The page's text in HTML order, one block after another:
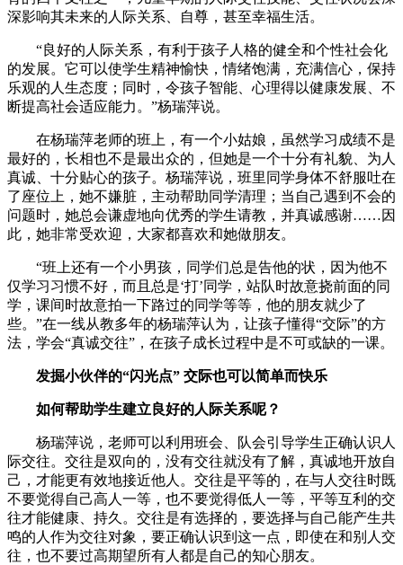
深影响其未来的人际关系、自尊，甚至幸福生活。
“良好的人际关系，有利于孩子人格的健全和个性社会化
的发展。它可以使学生精神愉快，情绪饱满，充满信心，保持
乐观的人生态度；同时，令孩子智能、心理得以健康发展、不
断提高社会适应能力。”杨瑞萍说。
在杨瑞萍老师的班上，有一个小姑娘，虽然学习成绩不是
最好的，长相也不是最出众的，但她是一个十分有礼貌、为人
真诚、十分贴心的孩子。杨瑞萍说，班里同学身体不舒服吐在
了座位上，她不嫌脏，主动帮助同学清理；当自己遇到不会的
问题时，她总会谦虚地向优秀的学生请教，并真诚感谢……因
此，她非常受欢迎，大家都喜欢和她做朋友。
“班上还有一个小男孩，同学们总是告他的状，因为他不
仅学习习惯不好，而且总是‘打’同学，站队时故意挠前面的同
学，课间时故意拍一下路过的同学等等，他的朋友就少了
些。”在一线从教多年的杨瑞萍认为，让孩子懂得“交际”的方
法，学会“真诚交往”，在孩子成长过程中是不可或缺的一课。
发掘小伙伴的“闪光点” 交际也可以简单而快乐
如何帮助学生建立良好的人际关系呢？
杨瑞萍说，老师可以利用班会、队会引导学生正确认识人
际交往。交往是双向的，没有交往就没有了解，真诚地开放自
己，才能更有效地接近他人。交往是平等的，在与人交往时既
不要觉得自己高人一等，也不要觉得低人一等，平等互利的交
往才能健康、持久。交往是有选择的，要选择与自己能产生共
鸣的人作为交往对象，要正确认识到这一点，即使在和别人交
往，也不要过高期望所有人都是自己的知心朋友。